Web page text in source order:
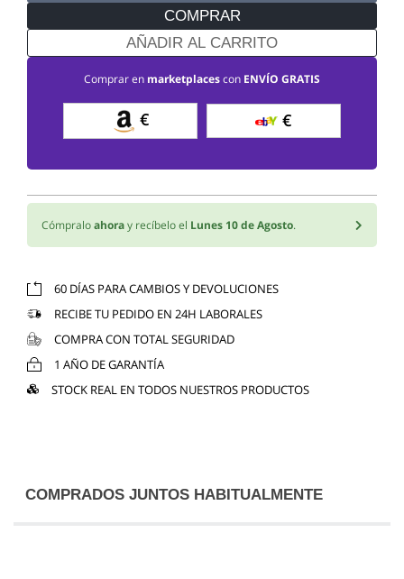
COMPRAR
AÑADIR AL CARRITO
Comprar en marketplacescon ENVÍO GRATIS
€ €
Cómpraloahoray recíbelo el Lunes 10 de Agosto.
60 DÍAS PARA CAMBIOS Y DEVOLUCIONES
RECIBE TU PEDIDO EN 24H LABORALES
COMPRA CON TOTAL SEGURIDAD
1 AÑO DE GARANTÍA
STOCK REAL EN TODOS NUESTROS PRODUCTOS
COMPRADOS JUNTOS HABITUALMENTE